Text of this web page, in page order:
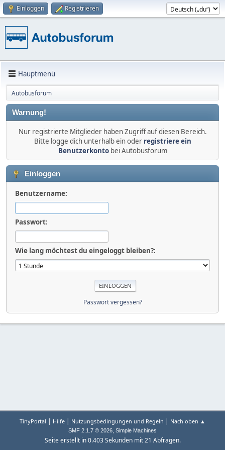
Einloggen Registrieren
Hauptmenü
Autobusforum
Warnung!
Nur registrierte Mitglieder haben Zugriff auf diesen Bereich.
Bitte logge dich unterhalb ein oder registriere ein
Benutzerkontobei Autobusforum
Einloggen
Benutzername:
Passwort:
Wie lang möchtest du eingeloggt bleiben?:
Passwort vergessen?
TinyPortal | Hilfe | Nutzungsbedingungen und Regeln | Nach oben ▲
SMF 2.1.7 © 2026, Simple Machines
Seite erstellt in 0.403 Sekunden mit 21 Abfragen.